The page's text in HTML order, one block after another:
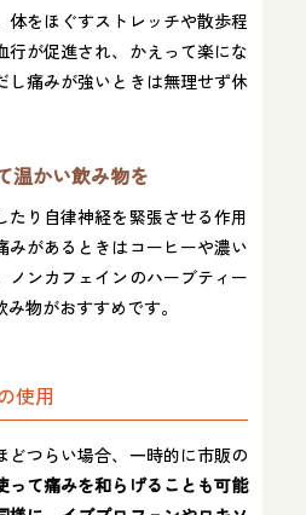
体をほぐすストレッチや散歩程
行が促進され、かえって楽にな
し痛みが強いときは無理せず休
温かい飲み物を
たり自律神経を緊張させる作用
みがあるときはコーヒーや濃い
ノンカフェインのハーブティー
物がおすすめです。
使用
どつらい場合、一時的に市販の
って痛みを和らげることも可能